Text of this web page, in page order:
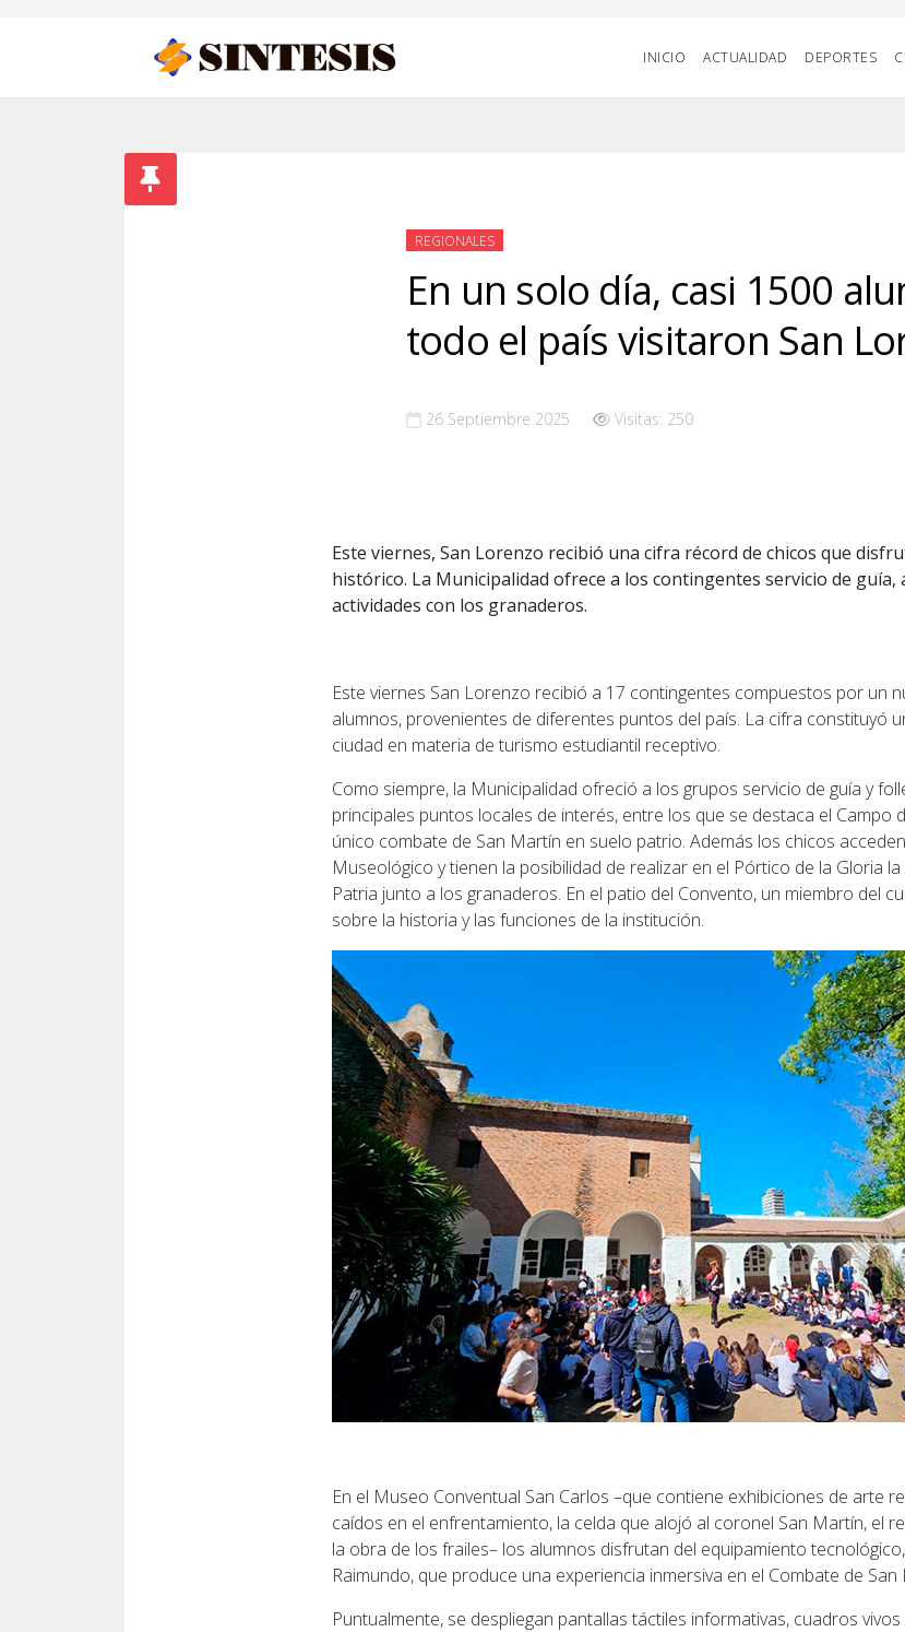
INICIO ACTUALIDAD DEPORTES
REGIONALES
En un solo día, casi 1500
todo el país visitaron San
26 Septiembre 2025 Visitas: 250
Este viernes, San Lorenzo recibió una cifra récord de chicos que
histórico. La Municipalidad ofrece a los contingentes servicio de guía,
actividades con los granaderos.
Este viernes San Lorenzo recibió a 17 contingentes compuestos por un
alumnos, provenientes de diferentes puntos del país. La cifra constituyó
ciudad en materia de turismo estudiantil receptivo.
Como siempre, la Municipalidad ofreció a los grupos servicio de guía y
principales puntos locales de interés, entre los que se destaca el Campo
único combate de San Martín en suelo patrio. Además los chicos
Museológico y tienen la posibilidad de realizar en el Pórtico de la Gloria
Patria junto a los granaderos. En el patio del Convento, un miembro del
sobre la historia y las funciones de la institución.
En el Museo Conventual San Carlos –que contiene exhibiciones de arte
caídos en el enfrentamiento, la celda que alojó al coronel San Martín, el
la obra de los frailes– los alumnos disfrutan del equipamiento
Raimundo, que produce una experiencia inmersiva en el Combate de San
Puntualmente, se despliegan pantallas táctiles informativas, cuadros